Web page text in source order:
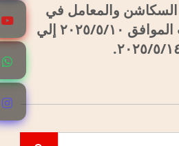
والمعامل في
الفترة من السبت الموافق ۲۰۲٥/٥/١٠ إلي